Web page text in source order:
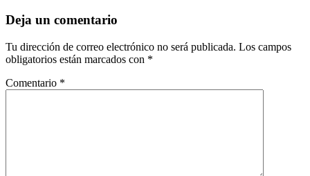
Deja un comentario
Tu dirección de correo electrónico no será publicada. Los campos
obligatorios están marcados con *
Comentario *